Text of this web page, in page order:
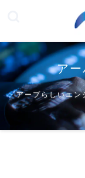
ア
アープらしいエン